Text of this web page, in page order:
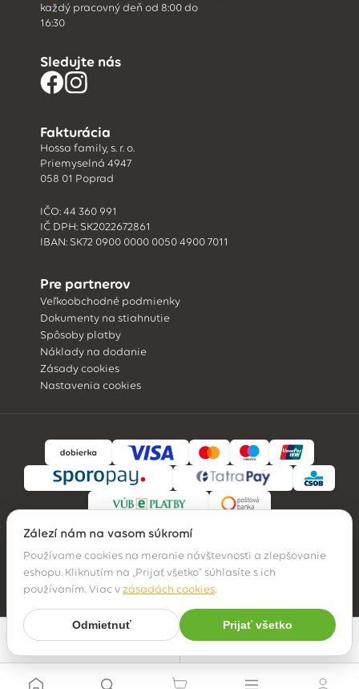
Filter Najpredávanejšie
každý pracovný deň od 8:00 do
16:30
Sledujte nás
Fakturácia
Hossa family, s. r. o.
Priemyselná 4947
058 01 Poprad
IČO: 44 360 991
IČ DPH: SK2022672861
IBAN: SK72 0900 0000 0050 4900 7011
Pre partnerov
Veľkoobchodné podmienky
Dokumenty na stiahnutie
Spôsoby platby
Náklady na dodanie
Zásady cookies
Nastavenia cookies
© 2026 Hossa family, s. r. o.
Záleží nám na vašom súkromí
Používame cookies na meranie návštevnosti a zlepšovanie
eshopu. Kliknutím na „Prijať všetko" súhlasíte s ich
používaním. Viac vzásadách cookies.
Odmietnuť Prijať všetko